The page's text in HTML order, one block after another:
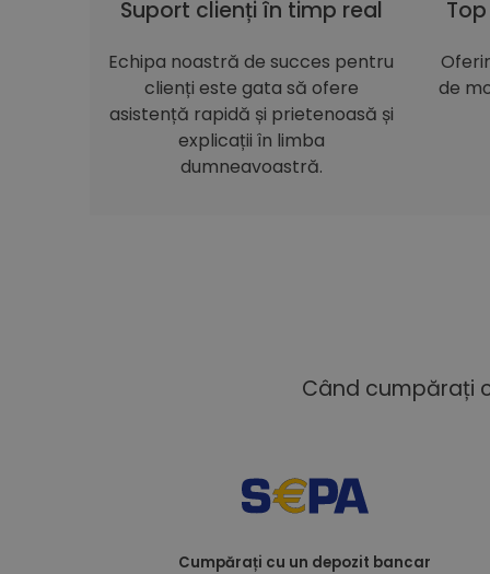
Suport clienți în timp real
Echipa noastră de succes pentru
clienți este gata să ofere
asistență rapidă și prietenoasă și
explicații în limba
dumneavoastră.
de
Când cumpărați
Cumpărați cu un depozit bancar